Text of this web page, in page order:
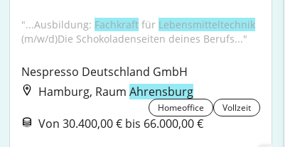
"...Ausbildung: Fachkraft für Lebensmitteltechnik
(m/w/d)Die Schokoladenseiten deines Berufs..."
Nespresso Deutschland GmbH
Hamburg, RaumAhrensburg
Homeoffice Vollzeit
Von 30.400,00 € bis 66.000,00 €